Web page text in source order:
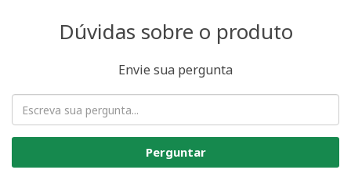
Dúvidas sobre o produto
Envie sua pergunta
Perguntar